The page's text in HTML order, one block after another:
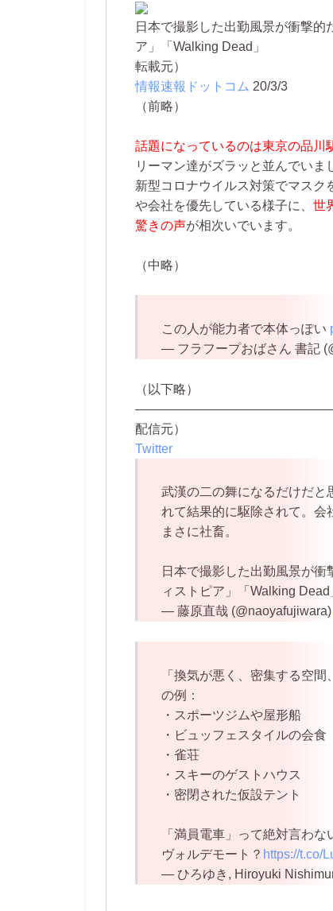
日本で撮影した出勤風景が衝撃
ア」「Walking Dead」
転載元）
情報速報ドットコム 20/3/3
（前略）
話題になっているのは東京の品川
リーマン達がズラッと並んでいま
新型コロナウイルス対策でマス
や会社を優先している様子に、 世
驚きの声が相次いでいます。
（中略）
この人が能力者で本体っぽい
— フラフープおばさん 書記
（以下略）
配信元）
Twitter
武漢の二の舞になるだけだと
れて結果的に駆除されて。会
まさに社畜。
日本で撮影した出勤風景が
ィストピア」「Walking Dead
— 藤原直哉 (@naoyafujiwara)
「換気が悪く、密集する空
の例：
・スポーツジムや屋形船
・ビュッフェスタイルの会食
・雀荘
・スキーのゲストハウス
・密閉された仮設テント
「満員電車」って絶対言わ
ヴォルデモート？ https://t.co/
— ひろゆき, Hiroyuki